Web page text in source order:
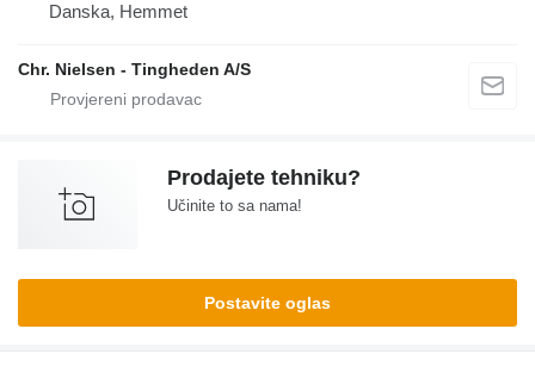
Danska, Hemmet
Chr. Nielsen - Tingheden A/S
Prodajete tehniku?
Učinite to sa nama!
Postavite oglas